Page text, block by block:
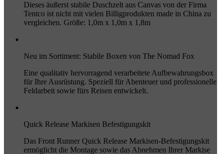
Dieses äußerst stabile Duschzelt aus Canvas von der Firma
Tentco ist nicht mit vielen Billigprodukten made in China zu
vergleichen. Größe: 1,0m x 1,0m x 1,8m
Neu im Sortiment: Stabile Boxen von The Nomad Fox
Eine qualitativ hervorragend verarbeitete Aufbewahrungsbox
für Ihre Ausrüstung. Speziell für Abenteuer und professionelle
Feldarbeit sowie fürs Reisen entwickelt.
Quick Release Markisen Befestigungskit
Das Front Runner Quick Release Markisen-Befestigungskit
ermöglicht die Montage sowie das Abnehmen Ihrer Markise